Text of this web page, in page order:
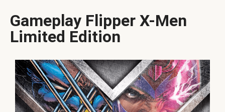
Gameplay Flipper X-Men
Limited Edition